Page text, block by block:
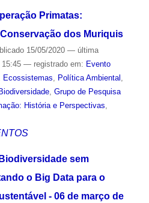
Primatas:
dos Muriquis
15/05/2020 — última
— registrado em: Evento
Ecossistemas, Política Ambiental ,
Biodiversidade, Grupo de Pesquisa
História e Perspectivas,
sem
o Big Data para o
- 06 de março de